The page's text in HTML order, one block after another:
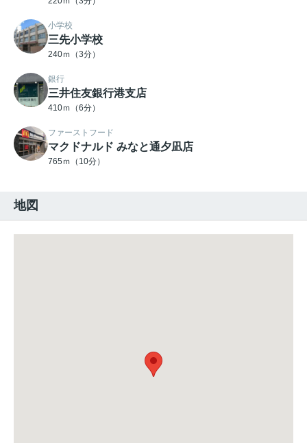
小学校
三先小学校
240ｍ（3分）
銀行
三井住友銀行港支店
410ｍ（6分）
ファーストフード
マクドナルド みなと通夕凪店
765ｍ（10分）
地図